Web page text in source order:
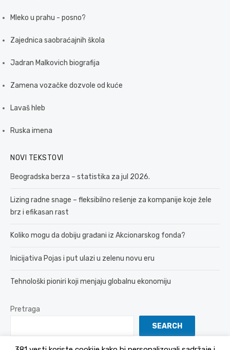
Mleko u prahu - posno?
Zajednica saobraćajnih škola
Jadran Malkovich biografija
Zamena vozačke dozvole od kuće
Lavaš hleb
Ruska imena
NOVI TEKSTOVI
Beogradska berza – statistika za jul 2026.
Lizing radne snage – fleksibilno rešenje za kompanije koje žele
brz i efikasan rast
Koliko mogu da dobiju građani iz Akcionarskog fonda?
Inicijativa Pojas i put ulazi u zelenu novu eru
Tehnološki pioniri koji menjaju globalnu ekonomiju
Pretraga
SEARCH